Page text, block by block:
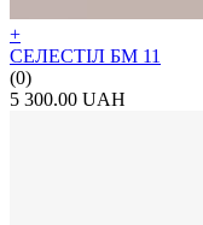
+
СЕЛЕСТІЛ БМ 11
(0)
5 300.00 UAH